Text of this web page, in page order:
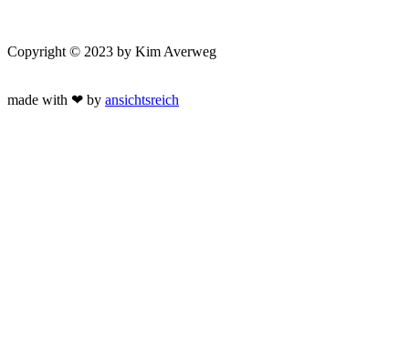
Copyright © 2023 by Kim Averweg
made with ❤ by ansichtsreich